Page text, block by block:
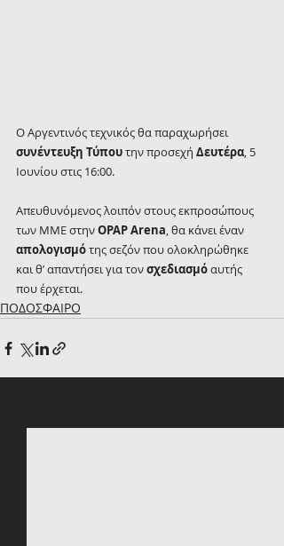
Ο Αργεντινός τεχνικός θα παραχωρήσει
συνέντευξη Τύπου την προσεχή Δευτέρα, 5
Ιουνίου στις 16:00.
Απευθυνόμενος λοιπόν στους εκπροσώπους
των ΜΜΕ στην OPAP Arena, θα κάνει έναν
απολογισμό της σεζόν που ολοκληρώθηκε
και θ’ απαντήσει για τον σχεδιασμό αυτής
που έρχεται.
ΠΟΔΟΣΦΑΙΡΟ